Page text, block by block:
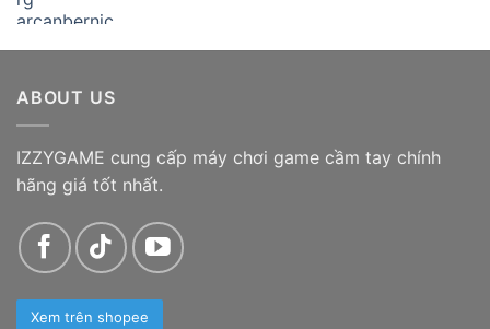
2.190.000 ₫
ABOUT US
IZZYGAME cung cấp máy chơi game cầm tay chính
hãng giá tốt nhất.
Xem trên shopee